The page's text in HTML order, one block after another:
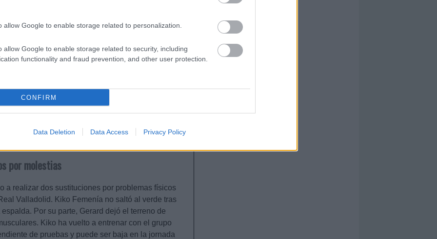
allow Google to enable storage related to personalization.
allow Google to enable storage related to security, including
functionality and fraud prevention, and other user protection.
CONFIRM
Data Deletion Data Access Privacy Policy
en Comunio?
el contratiempo físico de David Soria. El
el minuto 80 tras una acción defensiva con
acabó el partido con dolores. Soria tiene una
operado, pero podría jugar con una protección
por molestias
a realizar dos sustituciones por problemas físicos
Valladolid. Kiko Femenía no saltó al verde tras
Por su parte, Gerard dejó el terreno de
Kiko ha vuelto a entrenar con el grupo
de pruebas y puede ser baja en la jornada